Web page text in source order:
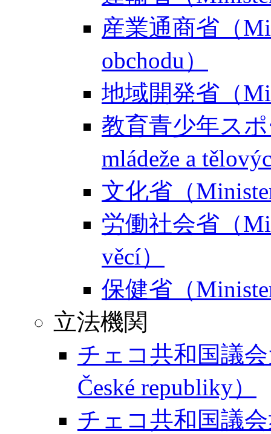
産業通商省（
obchodu）
地域開発省（
教育青少年ス
mládeže a
文化省（
労働社会省（
věcí）
保健省（
立法機関
チェコ共和国議会
České republiky）
チェコ共和国議会